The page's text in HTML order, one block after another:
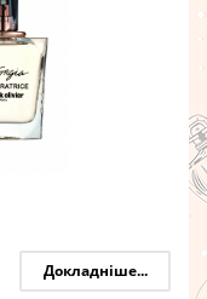
Докладніше...